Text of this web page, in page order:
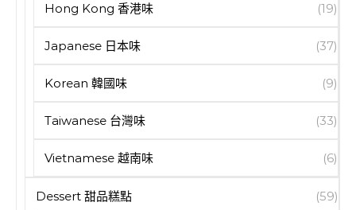
Hong Kong 香港味 (19)
Japanese 日本味 (37)
Korean 韓國味 (9)
Taiwanese 台灣味 (33)
Vietnamese 越南味 (6)
Dessert 甜品糕點 (59)